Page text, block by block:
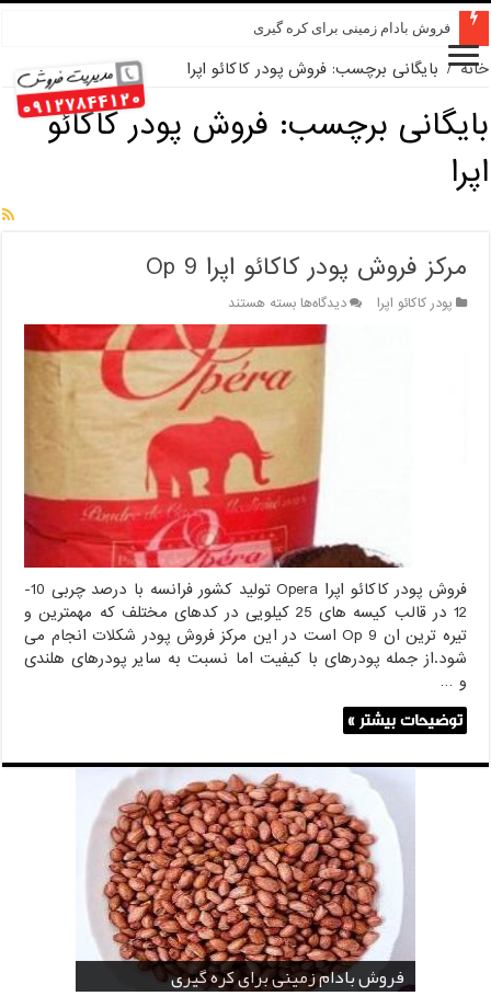
فروش بادام زمینی برای کره گیری
خانه / بایگانی برچسب: فروش پودر کاکائو اپرا
بایگانی برچسب: فروش پودر کاکائو
اپرا
مرکز فروش پودر کاکائو اپرا Op 9
پودر کاکائو اپرا دیدگاه‌هابرای
مرکز
فروش
کاکائو
بسته هستند
فروش پودر کاکائو اپرا Opera تولید کشور فرانسه با درصد چربی 10-
12 در قالب کیسه های 25 کیلویی در کدهای مختلف که مهمترین و
تیره ترین ان Op 9 است در این مرکز فروش پودر شکلات انجام می
شود.از جمله پودرهای با کیفیت اما نسبت به سایر پودرهای هلندی
و …
توضیحات بیشتر »
قیمت خرید دانه خام کاکائو
فروش بادام زمینی برای کره گیری
خرید عمده کنجد در تهران
خرید عمده کنجد سیاه و سفید
خرید بادام زمینی فله
خرید عمده کنجد سیاه
خرید عمده کنجد سفید
قیمت خرید کافی میت در کرمان
فروش انواع کنجد در یزد ( Sesame )